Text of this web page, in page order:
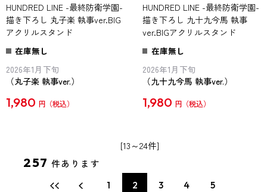
HUNDRED LINE -最終防衛学園-
描き下ろし 丸子楽 執事ver.BIG
アクリルスタンド
在庫無し
2026年1月下旬
（丸子楽 執事ver.）
1,980 円
HUNDRED LINE -最終防衛学園-
描き下ろし 九十九今馬 執事
ver.BIGアクリルスタンド
在庫無し
2026年1月下旬
（九十九今馬 執事ver.）
1,980 円
[13～24件]
257 件あります
1 2 3 4 5